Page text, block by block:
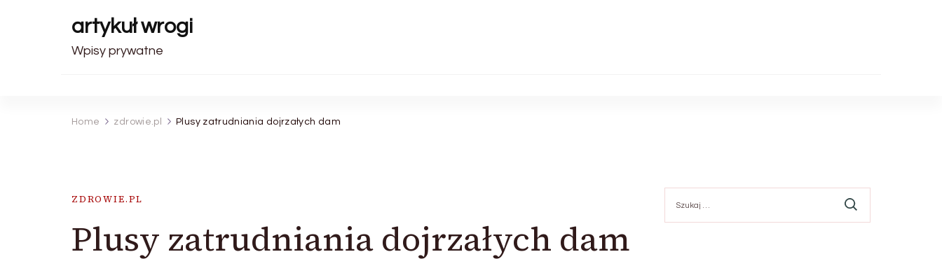
artykuł wrogi
Wpisy prywatne
Home zdrowie.pl Plusy zatrudniania dojrzałych dam
ZDROWIE.PL
Plusy zatrudniania dojrzałych dam